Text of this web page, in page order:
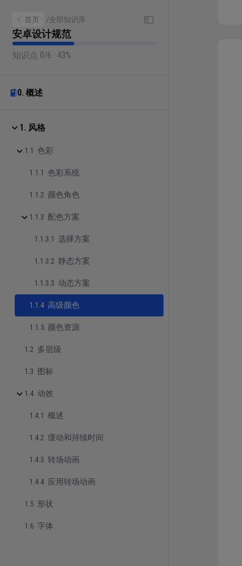
首页 /全部知识库
安卓设计规范
知识点 0/6 · 43%
0. 概述
1. 风格
1.1 色彩
1.1.1 色彩系统
1.1.2 颜色角色
1.1.3 配色方案
1.1.3.1 选择方案
1.1.3.2 静态方案
1.1.3.3 动态方案
1.1.4 高级颜色
1.1.5 颜色资源
1.2 多层级
1.3 图标
1.4 动效
1.4.1 概述
1.4.2 缓动和持续时间
1.4.3 转场动画
1.4.4 应用转场动画
1.5 形状
1.6 字体